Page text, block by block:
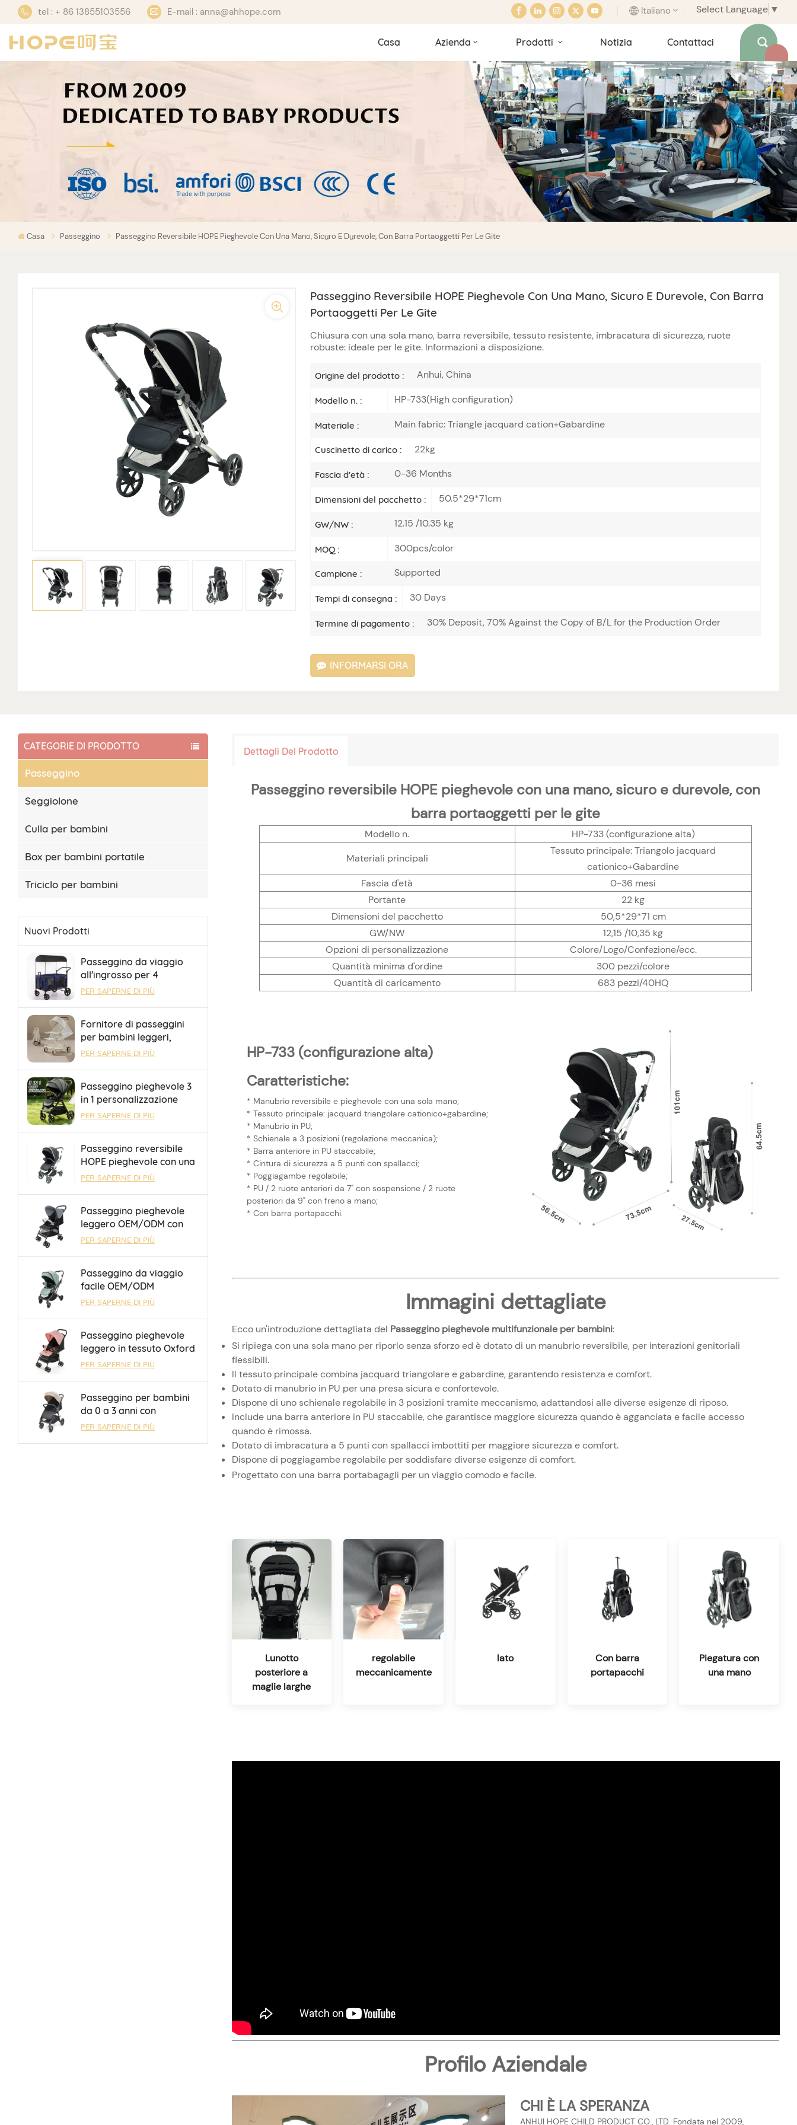
tel : + 86 13855103556 E-mail : anna@ahhope.com Select Language ▼
Italiano
English
français
italiano
español
português
Casa Azienda Prodotti Notizia Contattaci
Casa Passeggino Passeggino Reversibile HOPE Pieghevole Con Una Mano, Sicuro E Durevole, Con Barra Portaoggetti Per Le Gite
Passeggino Reversibile HOPE Pieghevole Con Una Mano, Sicuro E Durevole, Con Barra
Portaoggetti Per Le Gite
Chiusura con una sola mano, barra reversibile, tessuto resistente, imbracatura di sicurezza, ruote
robuste: ideale per le gite. ​Informazioni a disposizione.
Origine del prodotto : Anhui, China
Modello n. : HP-733(High configuration)
Materiale : Main fabric: Triangle jacquard cation+Gabardine
Cuscinetto di carico : 22kg
Fascia d'età : 0-36 Months
Dimensioni del pacchetto : 50.5*29*71cm
GW/NW : 12.15 /10.35 kg
MOQ : 300pcs/color
Campione : Supported
Tempi di consegna : 30 Days
Termine di pagamento : 30% Deposit, 70% Against the Copy of B/L for the Production Order
INFORMARSI ORA
CATEGORIE DI PRODOTTO
Passeggino
Seggiolone
Culla per bambini
Box per bambini portatile
Triciclo per bambini
Nuovi Prodotti
Passeggino da viaggio
all'ingrosso per 4
bambini, passeggino da
PER SAPERNE DI PIÙ
Fornitore di passeggini
per bambini leggeri,
pieghevoli e adatti per
PER SAPERNE DI PIÙ
Passeggino pieghevole 3
in 1 personalizzazione
OEM/ODM con seduta
PER SAPERNE DI PIÙ
Passeggino reversibile
HOPE pieghevole con una
mano, sicuro e durevole,
PER SAPERNE DI PIÙ
Passeggino pieghevole
leggero OEM/ODM con
freno One Touch per
PER SAPERNE DI PIÙ
Passeggino da viaggio
facile OEM/ODM
all'ingrosso con barra
da 0 a 3 anni
PER SAPERNE DI PIÙ
Passeggino pieghevole
leggero in tessuto Oxford
300D all&#39;ingrosso
PER SAPERNE DI PIÙ
Passeggino per bambini
da 0 a 3 anni con
schienale regolabile
PER SAPERNE DI PIÙ
Dettagli Del Prodotto
Passeggino reversibile HOPE pieghevole con una mano, sicuro e durevole, con
barra portaoggetti per le gite
Modello n.
HP-733 (configurazione alta)
Materiali principali
Tessuto principale: Triangolo jacquard
cationico+Gabardine
Fascia d'età
0-36 mesi
Portante
22 kg
Dimensioni del pacchetto
50,5*29*71 cm
GW/NW
12,15 /10,35 kg
Opzioni di personalizzazione
Colore/Logo/Confezione/ecc.
Quantità minima d'ordine
300 pezzi/colore
Quantità di caricamento
683 pezzi/40HQ
HP-733 (configurazione alta)
Caratteristiche:
* Manubrio reversibile e pieghevole con una sola mano;
* Tessuto principale: jacquard triangolare cationico+gabardine;
* Manubrio in PU;
* Schienale a 3 posizioni (regolazione meccanica);
* Barra anteriore in PU staccabile;
* Cintura di sicurezza a 5 punti con spallacci;
* Poggiagambe regolabile;
* PU / 2 ruote anteriori da 7" con sospensione / 2 ruote
posteriori da 9" con freno a mano;
* Con barra portapacchi.
Immagini dettagliate
Ecco un'introduzione dettagliata del Passeggino pieghevole multifunzionale per bambini:
Si ripiega con una sola mano per riporlo senza sforzo ed è dotato di un manubrio reversibile, per interazioni genitoriali
flessibili.​
Il tessuto principale combina jacquard triangolare e gabardine, garantendo resistenza e comfort.​
Dotato di manubrio in PU per una presa sicura e confortevole.
Dispone di uno schienale regolabile in 3 posizioni tramite meccanismo, adattandosi alle diverse esigenze di riposo.​
Include una barra anteriore in PU staccabile, che garantisce maggiore sicurezza quando è agganciata e facile accesso
quando è rimossa.
Dotato di imbracatura a 5 punti con spallacci imbottiti per maggiore sicurezza e comfort.​
Dispone di poggiagambe regolabile per soddisfare diverse esigenze di comfort.
Progettato con una barra portabagagli per un viaggio comodo e facile.
Lunotto
posteriore a
maglie larghe
regolabile
meccanicamente
lato
Con barra
portapacchi
Piegatura con
una mano
Profilo Aziendale
CHI È LA SPERANZA
ANHUI HOPE CHILD PRODUCT CO., LTD. Fondata nel 2009,